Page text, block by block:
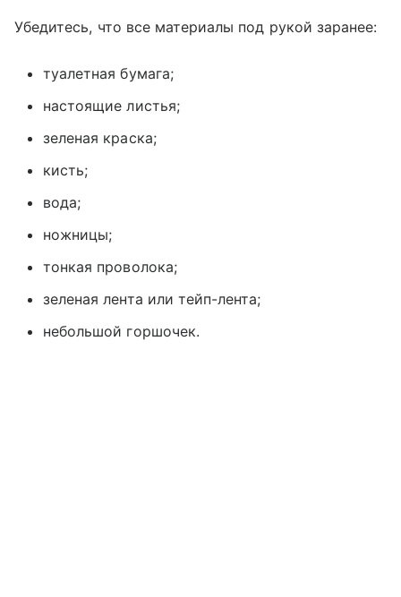
Убедитесь, что все материалы под рукой заранее:
туалетная бумага;
настоящие листья;
зеленая краска;
кисть;
вода;
ножницы;
тонкая проволока;
зеленая лента или тейп-лента;
небольшой горшочек.